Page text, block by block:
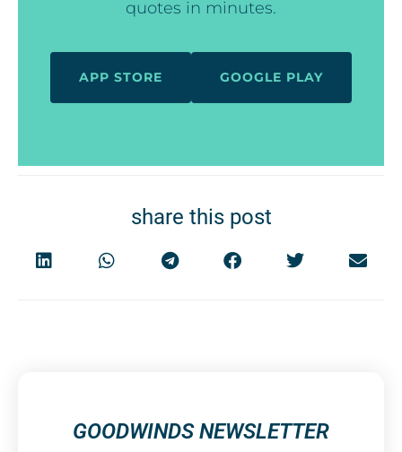
quotes in minutes.
APP STORE GOOGLE PLAY
share this post
GOODWINDS NEWSLETTER